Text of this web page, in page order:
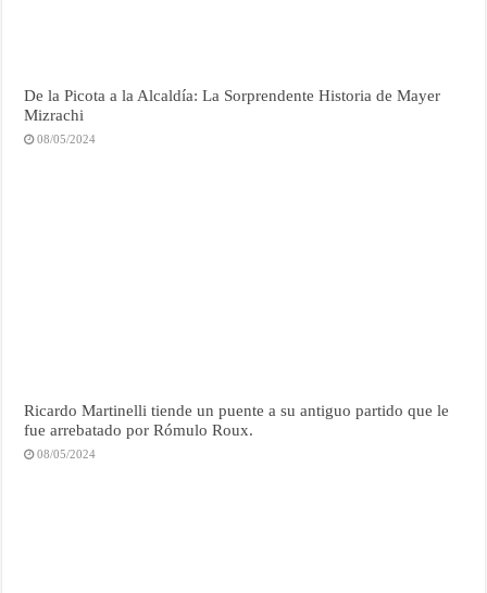
De la Picota a la Alcaldía: La Sorprendente Historia de Mayer
Mizrachi
08/05/2024
Ricardo Martinelli tiende un puente a su antiguo partido que le
fue arrebatado por Rómulo Roux.
08/05/2024